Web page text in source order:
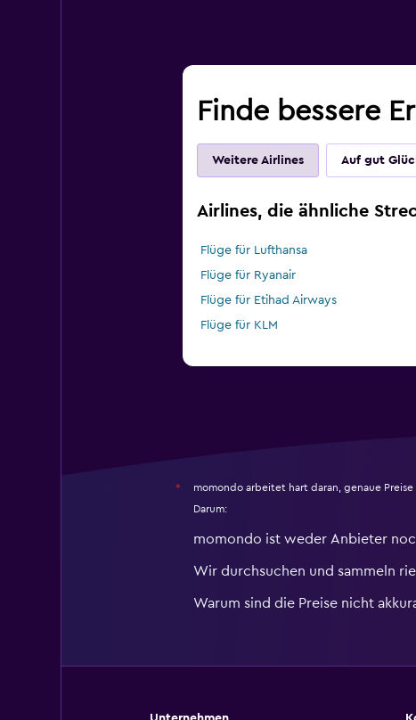
Finde bessere
Weitere Airlines Auf gut
Airlines, die ähnliche
Flüge für Lufthansa
Flüge für Ryanair
Flüge für Etihad Airways
Flüge für KLM
* momondo arbeitet hart daran, genaue
Darum:
momondo ist weder Anbieter
Wir durchsuchen und sammeln
Warum sind die Preise nicht